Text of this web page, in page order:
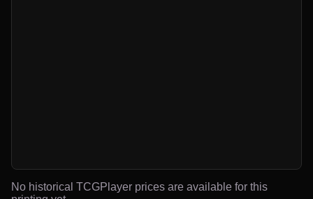
No historical TCGPlayer prices are available for this